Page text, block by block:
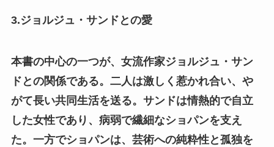
3.ジョルジュ・サンドとの愛
本書の中心の一つが、女流作家ジョルジュ・サン
ドとの関係である。二人は激しく惹かれ合い、や
がて長い共同生活を送る。サンドは情熱的で自立
した女性であり、病弱で繊細なショパンを支え
た。一方でショパンは、芸術への純粋性と孤独を